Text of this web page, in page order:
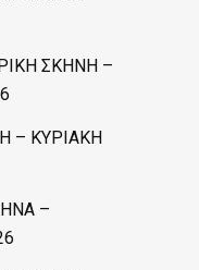
ΣΚΗΝΗ –
– ΚΥΡΙΑΚΗ
–